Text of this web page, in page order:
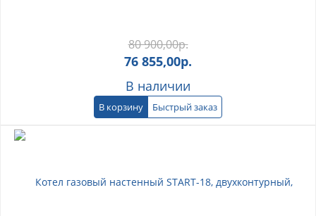
80 900,00р.
76 855,00р.
В наличии
В корзину Быстрый заказ